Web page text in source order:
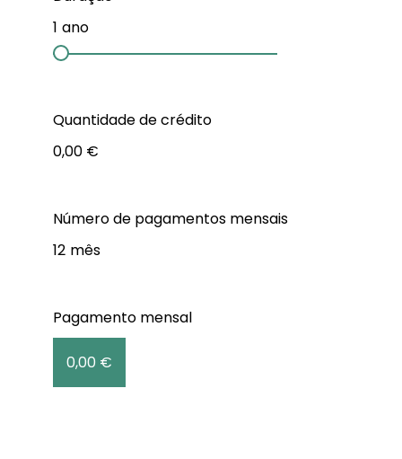
1 ano
Quantidade de crédito
0,00 €
Número de pagamentos mensais
12 mês
Pagamento mensal
0,00 €